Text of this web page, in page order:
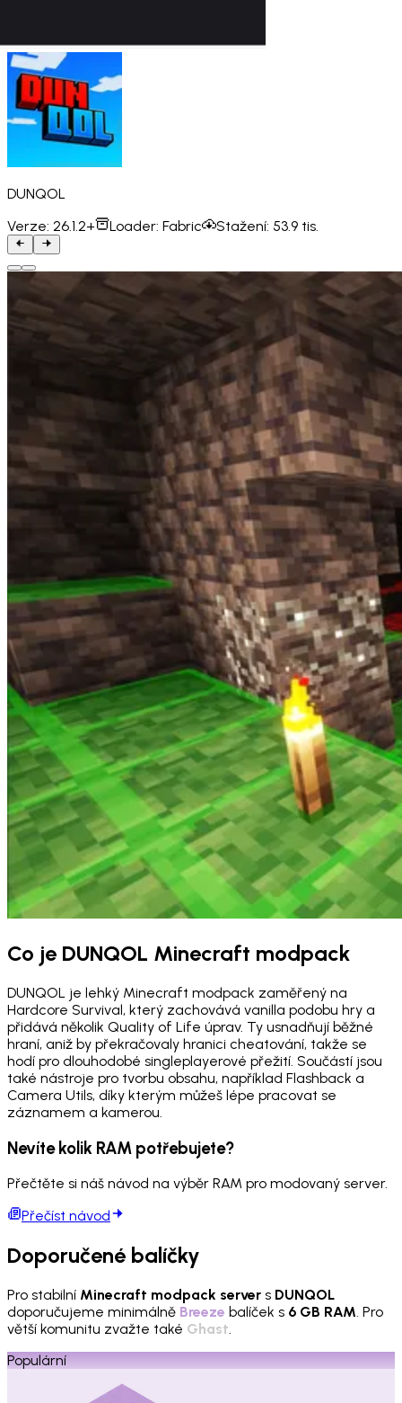
DUNQOL
Verze: 26.1.2+ Loader: Fabric Stažení: 53.9 tis.
Co je DUNQOL Minecraft modpack
DUNQOL je lehký Minecraft modpack zaměřený na
Hardcore Survival, který zachovává vanilla podobu hry a
přidává několik Quality of Life úprav. Ty usnadňují běžné
hraní, aniž by překračovaly hranici cheatování, takže se
hodí pro dlouhodobé singleplayerové přežití. Součástí jsou
také nástroje pro tvorbu obsahu, například Flashback a
Camera Utils, díky kterým můžeš lépe pracovat se
záznamem a kamerou.
Nevíte kolik RAM potřebujete?
Přečtěte si náš návod na výběr RAM pro modovaný server.
Přečíst návod
Doporučené balíčky
Pro stabilní Minecraft modpack server s DUNQOL
doporučujeme minimálně Breeze balíček s 6 GB RAM. Pro
větší komunitu zvažte také Ghast.
Populární